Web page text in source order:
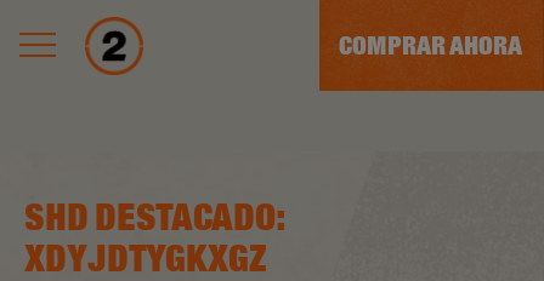
COMPRAR AHORA
SHD DESTACADO:
XDYJDTYGKXGZ